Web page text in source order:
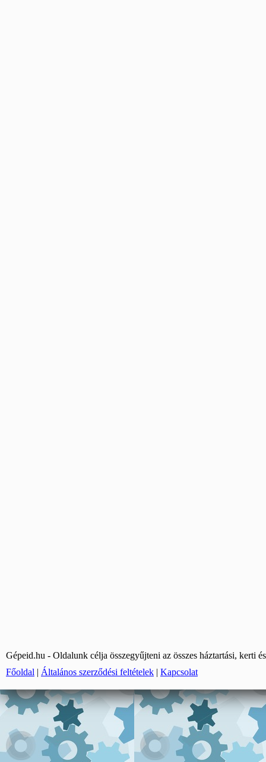
Gépeid.hu - Oldalunk célja összegyűjteni az összes háztartási, kerti
Főoldal | Általános szerződési feltételek | Kapcsolat